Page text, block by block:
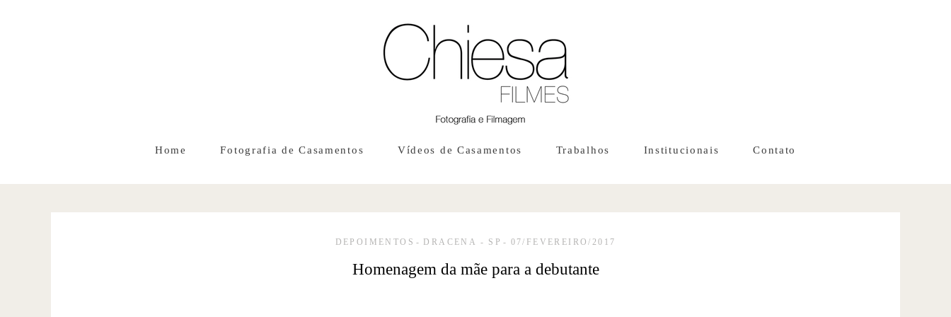
Home Fotografia de Casamentos Vídeos de Casamentos Trabalhos Institucionais Contato
DEPOIMENTOS DRACENA - SP 07/FEVEREIRO/2017
Homenagem da mãe para a debutante